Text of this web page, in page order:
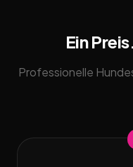
Ein
Professionelle